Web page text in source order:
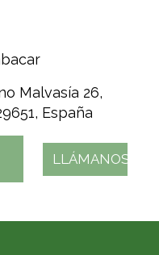
Malvasía 26,
España
LLÁMANOS